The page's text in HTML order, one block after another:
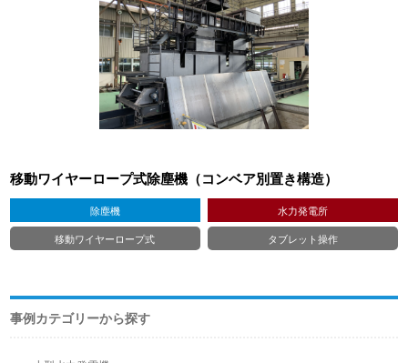
事例カテゴリーから探す
移動ワイヤーロープ式除塵機（コンベア別置き構造）
除塵機
水力発電所
移動ワイヤーロープ式
タブレット操作